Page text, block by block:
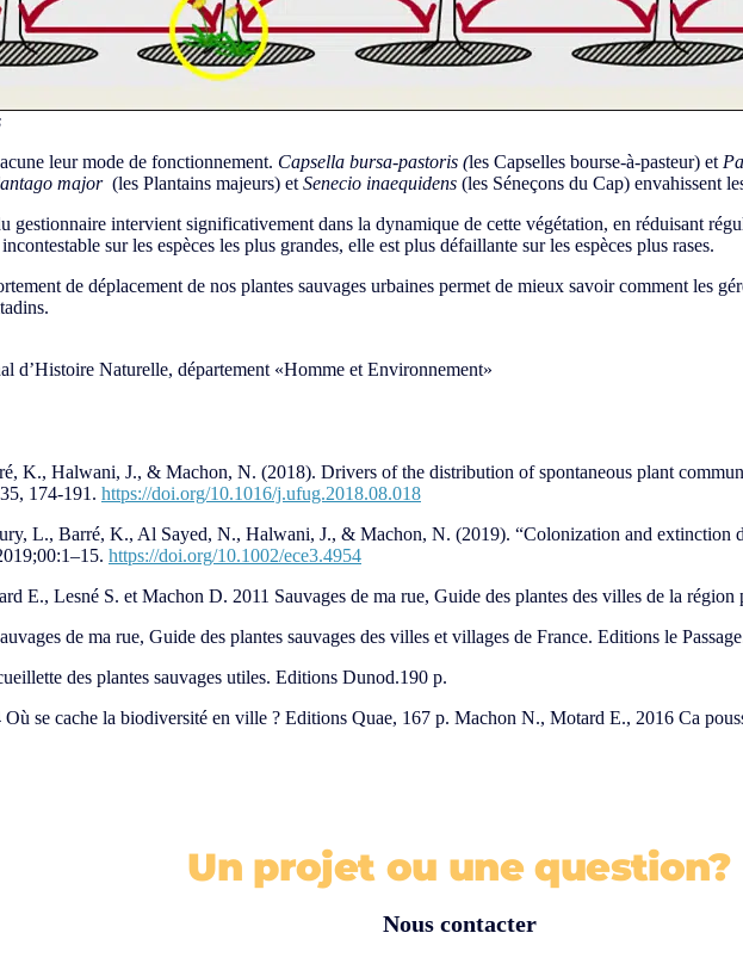
leur mode de fonctionnement. Capsella bursa-pastoris (les Capselles bourse-à-pasteur) et
major (les Plantains majeurs) et Senecio inaequidens (les Séneçons du Cap) envahissent
gestionnaire intervient significativement dans la dynamique de cette végétation, en réduisant
sur les espèces les plus grandes, elle est plus défaillante sur les espèces plus rases.
de déplacement de nos plantes sauvages urbaines permet de mieux savoir comment les
d’Histoire Naturelle, département «Homme et Environnement»
K., Halwani, J., & Machon, N. (2018). Drivers of the distribution of spontaneous plant
174-191. https://doi.org/10.1016/j.ufug.2018.08.018
L., Barré, K., Al Sayed, N., Halwani, J., & Machon, N. (2019). “Colonization and extinction
https://doi.org/10.1002/ece3.4954
E., Lesné S. et Machon D. 2011 Sauvages de ma rue, Guide des plantes des villes de la région
de ma rue, Guide des plantes sauvages des villes et villages de France. Editions le
des plantes sauvages utiles. Editions Dunod.190 p.
se cache la biodiversité en ville ? Editions Quae, 167 p. Machon N., Motard E., 2016 Ca
Un projet ou une question?
Nous contacter